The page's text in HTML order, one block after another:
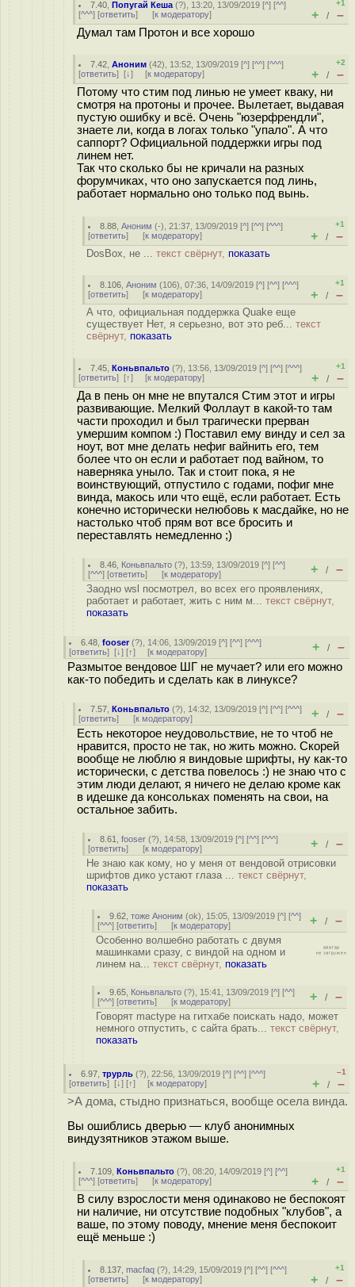
7.40 ,Попугай Кеша (?), 13:20, 13/09/2019 [^] [^^]
[^^^] [ответить] [к модератору]
+1
+ / –
Думал там Протон и все хорошо
7.42 ,Аноним (42), 13:52, 13/09/2019 [^] [^^] [^^^]
[ответить] [↓] [к модератору]
+2
+ / –
Потому что стим под линью не умеет кваку, ни
смотря на протоны и прочее. Вылетает, выдавая
пустую ошибку и всё. Очень "юзерфрендли",
знаете ли, когда в логах только "упало". А что
саппорт? Официальной поддержки игры под
линем нет.
Так что сколько бы не кричали на разных
форумчиках, что оно запускается под линь,
работает нормально оно только под вынь.
8.88 ,Аноним (-), 21:37, 13/09/2019 [^] [^^] [^^^]
[ответить] [к модератору]
+1
+ / –
DosBox, не ... текст свёрнут, показать
8.106 ,Аноним (106), 07:36, 14/09/2019 [^] [^^] [^^^]
[ответить] [к модератору]
+1
+ / –
А что, официальная поддержка Quake еще
существует Нет, я серьезно, вот это реб... текст
свёрнут, показать
7.45 ,Коньвпальто (?), 13:56, 13/09/2019 [^] [^^] [^^^]
[ответить] [↑] [к модератору]
+1
+ / –
Да в пень он мне не впутался Стим этот и игры
развивающие. Мелкий Фоллаут в какой-то там
части проходил и был трагически прерван
умершим компом :) Поставил ему винду и сел за
ноут, вот мне делать нефиг вайнить его, тем
более что он если и работает под вайном, то
наверняка уныло. Так и стоит пока, я не
воинствующий, отпустило с годами, пофиг мне
винда, макось или что ещё, если работает. Есть
конечно исторически нелюбовь к масдайке, но не
настолько чтоб прям вот все бросить и
переставлять немедленно ;)
8.46 Коньвпальто (?), 13:59, 13/09/2019 [^] [^^]
[^^^] [ответить] [к модератору] + / –
Заодно wsl посмотрел, во всех его проявлениях,
работает и работает, жить с ним м... текст свёрнут,
показать
6.48 ,fooser(?), 14:06, 13/09/2019 [^] [^^] [^^^]
[ответить] [↓] [↑] [к модератору] + / –
Размытое вендовое ШГ не мучает? или его можно
как-то победить и сделать как в линуксе?
7.57 ,Коньвпальто (?), 14:32, 13/09/2019 [^] [^^] [^^^]
[ответить] [к модератору] + / –
Есть некоторое неудовольствие, не то чтоб не
нравится, просто не так, но жить можно. Скорей
вообще не люблю я виндовые шрифты, ну как-то
исторически, с детства повелось :) не знаю что с
этим люди делают, я ничего не делаю кроме как
в идешке да консольках поменять на свои, на
остальное забить.
8.61 ,fooser (?), 14:58, 13/09/2019 [^] [^^] [^^^]
[ответить] [к модератору] + / –
Не знаю как кому, но у меня от вендовой отрисовки
шрифтов дико устают глаза ... текст свёрнут,
показать
9.62 ,тоже Аноним (ok), 15:05, 13/09/2019 [^] [^^]
[^^^] [ответить] [к модератору] + / –
Особенно волшебно работать с двумя
машинками сразу, с виндой на одном и
линем на... текст свёрнут, показать
9.65 Коньвпальто (?), 15:41, 13/09/2019 [^] [^^]
[^^^] [ответить] [к модератору] + / –
Говорят mactype на гитхабе поискать надо, может
немного отпустить, с сайта брать... текст свёрнут,
показать
6.97 ,трурль (?), 22:56, 13/09/2019 [^] [^^] [^^^]
[ответить] [↓] [↑] [к модератору]
–1
+ / –
>А дома, стыдно признаться, вообще осела винда.
Вы ошиблись дверью — клуб анонимных
виндузятников этажом выше.
7.109 ,Коньвпальто (?), 08:20, 14/09/2019 [^] [^^]
[^^^] [ответить] [к модератору]
+1
+ / –
В силу взрослости меня одинаково не беспокоят
ни наличие, ни отсутствие подобных "клубов", а
ваше, по этому поводу, мнение меня беспокоит
ещё меньше :)
8.137 ,macfaq (?), 14:29, 15/09/2019 [^] [^^] [^^^]
[ответить] [к модератору]
+1
+ / –